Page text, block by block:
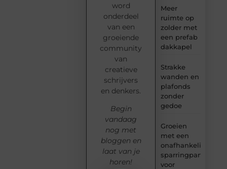
Meer
ruimte op
zolder met
een prefab
dakkapel
Strakke
wanden en
plafonds
zonder
gedoe
Groeien
met een
onafhankelijke
sparringpartner
voor
word
onderdeel
van een
groeiende
community
van
creatieve
schrijvers
en denkers.
Begin
vandaag
nog met
bloggen en
laat van je
horen!